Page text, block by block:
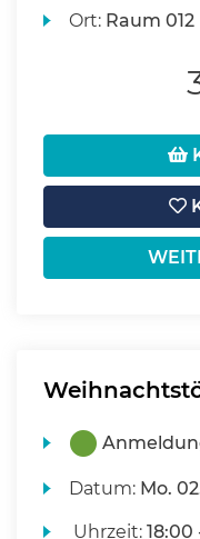
Ort: Raum 012
Datum: Mo.
Uhrzeit:18:00